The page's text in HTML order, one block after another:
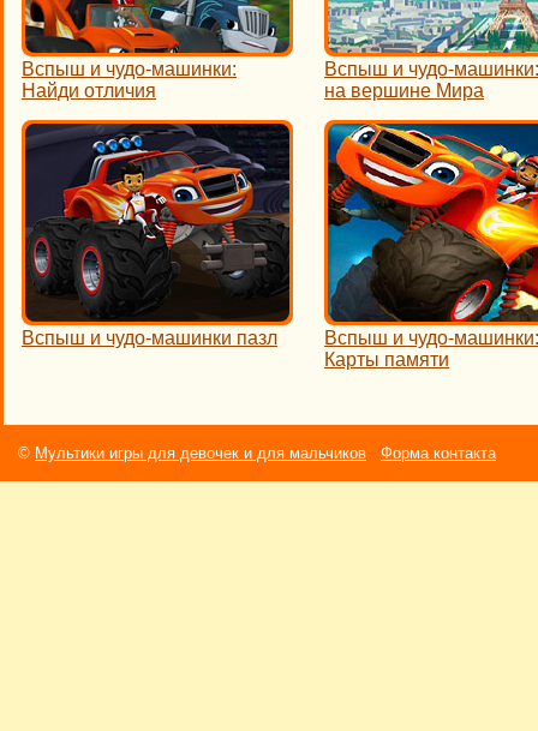
Вспыш и чудо-машинки:
Найди отличия
Вспыш и чудо-
на вершине Мира
Вспыш и чудо-машинки пазл
Вспыш и чудо-машинки:
Карты памяти
© Мультики игры для девочек и для мальчиков Форма контакта